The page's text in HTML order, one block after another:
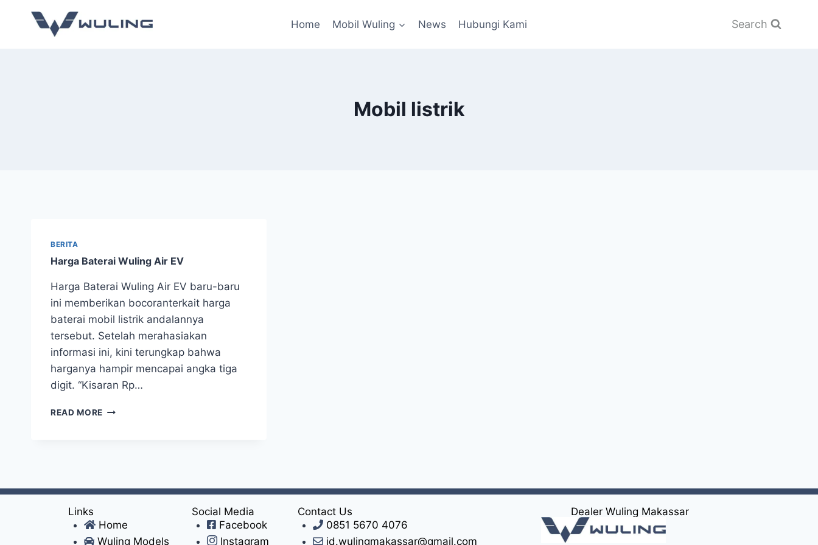
Home Mobil Wuling News Hubungi Kami Search
Mobil listrik
BERITA
Harga Baterai Wuling Air EV
Harga Baterai Wuling Air EV baru-baru
ini memberikan bocoranterkait harga
baterai mobil listrik andalannya
tersebut. Setelah merahasiakan
informasi ini, kini terungkap bahwa
harganya hampir mencapai angka tiga
digit. “Kisaran Rp…
READ MORE
Links
Home
Wuling Models
Social Media
Facebook
Instagram
Contact Us
0851 5670 4076
id.wulingmakassar@gmail.com
Dealer Wuling Makassar